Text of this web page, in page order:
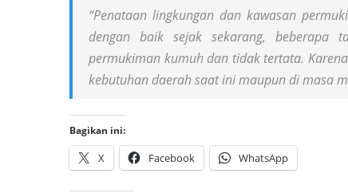
“Penataan lingkungan dan kawasan
dengan baik sejak sekarang, beberapa
permukiman kumuh dan tidak tertata.
kebutuhan daerah saat ini maupun di masa
Bagikan ini:
X Facebook WhatsApp